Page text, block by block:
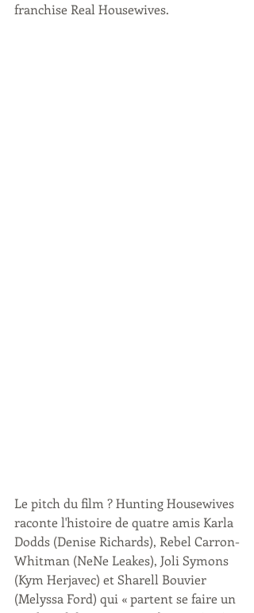
franchise Real Housewives.
Le pitch du film ? Hunting Housewives
raconte l'histoire de quatre amis Karla
Dodds (Denise Richards), Rebel Carron-
Whitman (NeNe Leakes), Joli Symons
(Kym Herjavec) et Sharell Bouvier
(Melyssa Ford) qui « partent se faire un